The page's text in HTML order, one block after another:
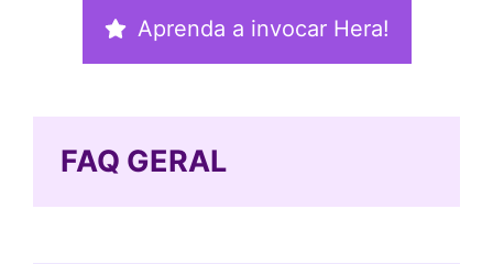
Aprenda a invocar Hera!
FAQ GERAL